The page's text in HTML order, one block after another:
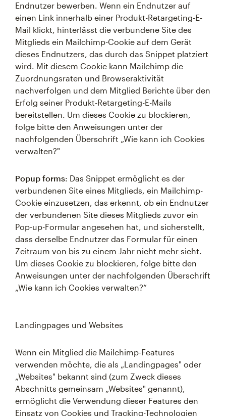
Endnutzer bewerben. Wenn ein Endnutzer auf
einen Link innerhalb einer Produkt-Retargeting-E-
Mail klickt, hinterlässt die verbundene Site des
Mitglieds ein Mailchimp-Cookie auf dem Gerät
dieses Endnutzers, das durch das Snippet platziert
wird. Mit diesem Cookie kann Mailchimp die
Zuordnungsraten und Browseraktivität
nachverfolgen und dem Mitglied Berichte über den
Erfolg seiner Produkt-Retargeting-E-Mails
bereitstellen. Um dieses Cookie zu blockieren,
folge bitte den Anweisungen unter der
nachfolgenden Überschrift „Wie kann ich Cookies
verwalten?"
Popup forms: Das Snippet ermöglicht es der
verbundenen Site eines Mitglieds, ein Mailchimp-
Cookie einzusetzen, das erkennt, ob ein Endnutzer
der verbundenen Site dieses Mitglieds zuvor ein
Pop-up-Formular angesehen hat, und sicherstellt,
dass derselbe Endnutzer das Formular für einen
Zeitraum von bis zu einem Jahr nicht mehr sieht.
Um dieses Cookie zu blockieren, folge bitte den
Anweisungen unter der nachfolgenden Überschrift
„Wie kann ich Cookies verwalten?“
Landingpages und Websites
Wenn ein Mitglied die Mailchimp-Features
verwenden möchte, die als „Landingpages" oder
„Websites" bekannt sind (zum Zweck dieses
Abschnitts gemeinsam „Websites" genannt),
ermöglicht die Verwendung dieser Features den
Einsatz von Cookies und Tracking-Technologien